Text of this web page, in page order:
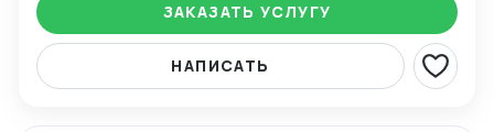
ЗАКАЗАТЬ УСЛУГУ
НАПИСАТЬ